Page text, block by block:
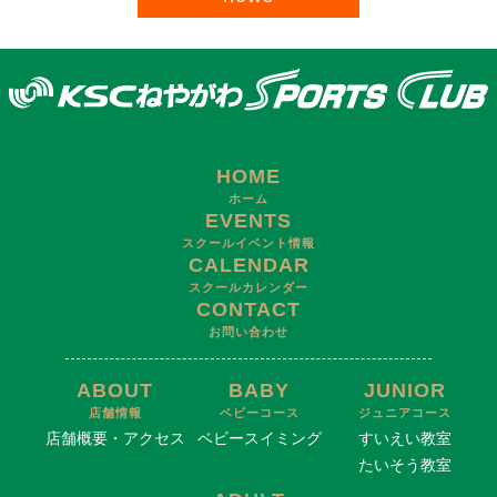
HOME
ホーム
EVENTS
スクールイベント情報
CALENDAR
スクールカレンダー
CONTACT
お問い合わせ
ABOUT
店舗情報
店舗概要・アクセス
BABY
ベビーコース
ベビースイミング
JUNIOR
ジュニアコース
すいえい教室
たいそう教室